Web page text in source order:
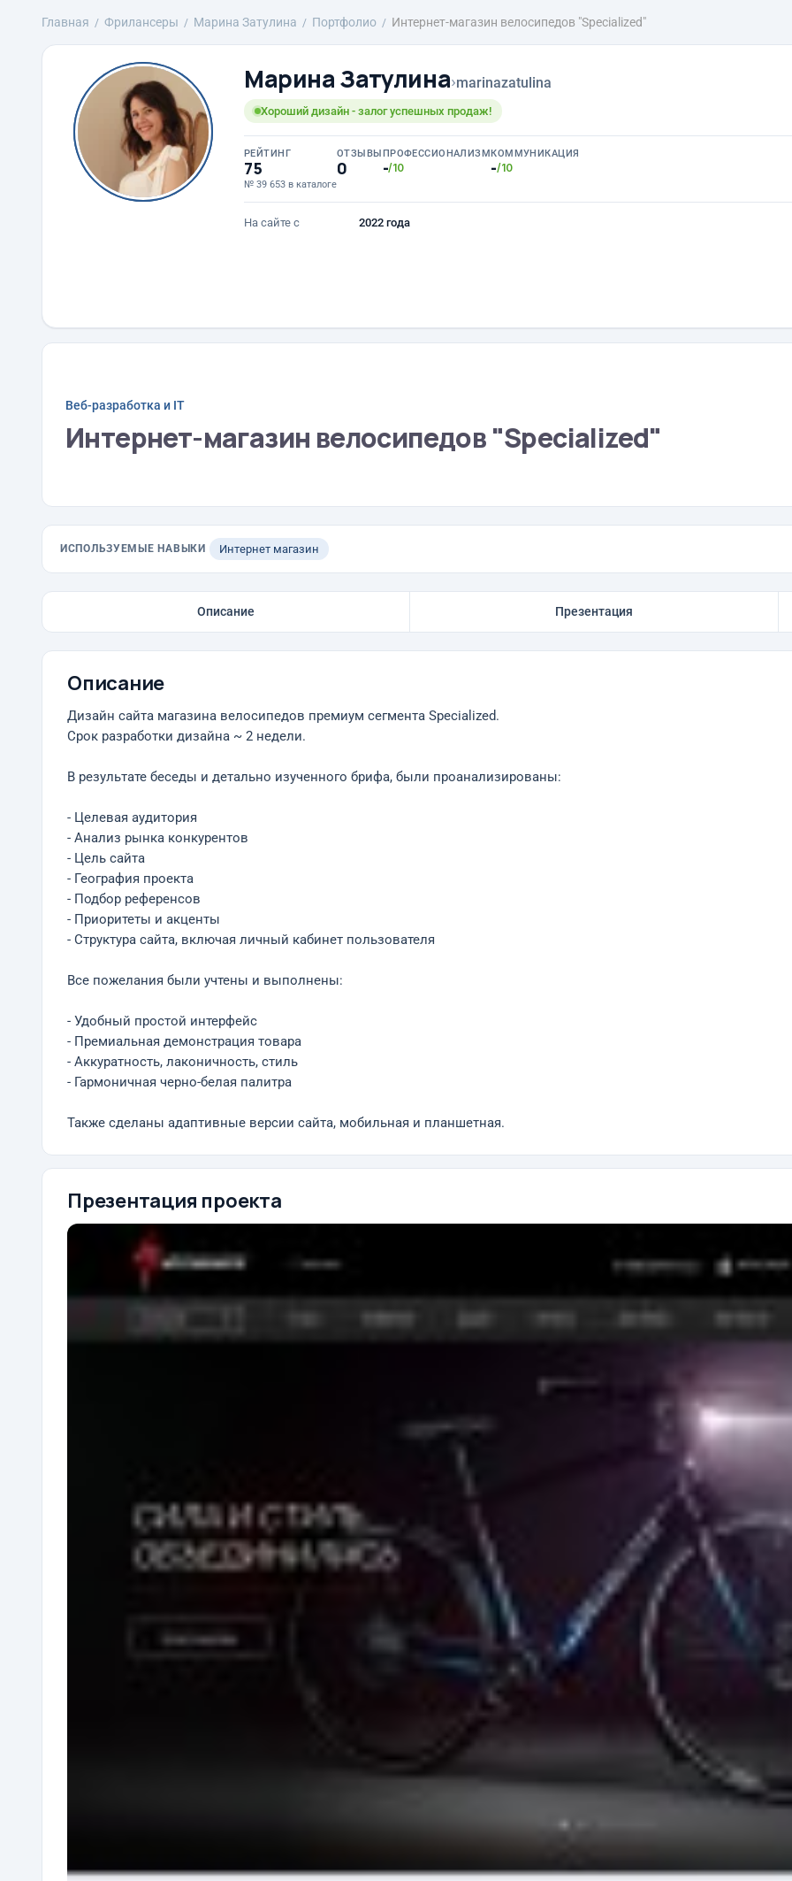
Главная Фрилансеры Марина Затулина Портфолио Интернет-магазин велосипедов "Speсialized"
Марина Затулина›marinazatulina
Хороший дизайн - залог успешных продаж!
РЕЙТИНГ
75
№ 39 653 в каталоге
ОТЗЫВЫ
0
ПРОФЕССИОНАЛИЗМ
-/10
КОММУНИКАЦИЯ
-/10
На сайте с 2022 года
Веб-разработка и IT
Интернет-магазин велосипедов "Speсialized"
ИСПОЛЬЗУЕМЫЕ НАВЫКИ Интернет магазин
Описание Презентация
Описание
Дизайн сайта магазина велосипедов премиум сегмента Speсialized.
Срок разработки дизайна ~ 2 недели.
В результате беседы и детально изученного брифа, были проанализированы:
- Целевая аудитория
- Анализ рынка конкурентов
- Цель сайта
- География проекта
- Подбор референсов
- Приоритеты и акценты
- Структура сайта, включая личный кабинет пользователя
Все пожелания были учтены и выполнены:
- Удобный простой интерфейс
- Премиальная демонстрация товара
- Аккуратность, лаконичность, стиль
- Гармоничная черно-белая палитра
Также сделаны адаптивные версии сайта, мобильная и планшетная.
Презентация проекта